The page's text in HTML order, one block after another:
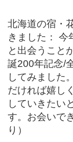
北海道の宿・
きました： 今
と出会うこと
誕200年記念/
してみました
だければ嬉し
していきたい
す。お会いで
り）